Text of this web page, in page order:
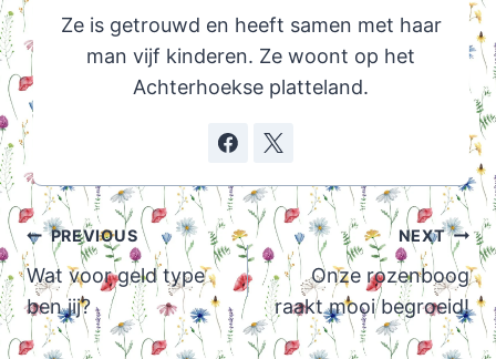
Ze is getrouwd en heeft samen met haar
man vijf kinderen. Ze woont op het
Achterhoekse platteland.
Post
navigation
PREVIOUS
Wat voor geld type
ben jij?
NEXT
Onze rozenboog
raakt mooi begroeid!